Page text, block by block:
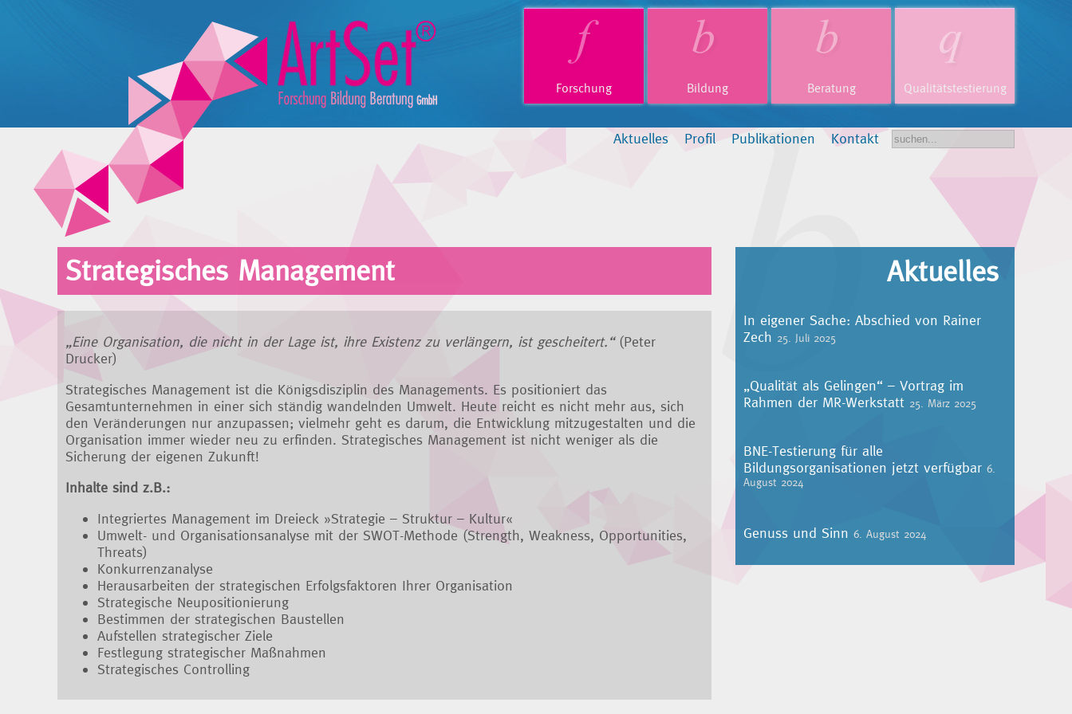
Forschung Bildung Beratung Qualitätstestierung
Kontakt
Publikationen
Profil
Aktuelles
Strategisches Management
„Eine Organisation, die nicht in der Lage ist, ihre Existenz zu verlängern, ist gescheitert.“(Peter
Drucker)
Strategisches Management ist die Königsdisziplin des Managements. Es positioniert das
Gesamtunternehmen in einer sich ständig wandelnden Umwelt. Heute reicht es nicht mehr aus, sich
den Veränderungen nur anzupassen; vielmehr geht es darum, die Entwicklung mitzugestalten und die
Organisation immer wieder neu zu erfinden. Strategisches Management ist nicht weniger als die
Sicherung der eigenen Zukunft!
Inhalte sind z.B.:
Integriertes Management im Dreieck »Strategie – Struktur – Kultur«
Umwelt- und Organisationsanalyse mit der SWOT-Methode (Strength, Weakness, Opportunities,
Threats)
Konkurrenzanalyse
Herausarbeiten der strategischen Erfolgsfaktoren Ihrer Organisation
Strategische Neupositionierung
Bestimmen der strategischen Baustellen
Aufstellen strategischer Ziele
Festlegung strategischer Maßnahmen
Strategisches Controlling
Aktuelles
In eigener Sache: Abschied von Rainer
Zech 25. Juli 2025
„Qualität als Gelingen“ – Vortrag im
Rahmen der MR-Werkstatt 25. März 2025
BNE-Testierung für alle
Bildungsorganisationen jetzt verfügbar 6.
August 2024
Genuss und Sinn 6. August 2024